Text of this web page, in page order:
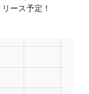
ース予定！